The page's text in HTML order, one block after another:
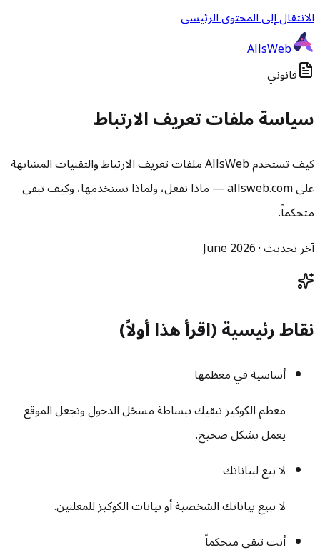
الانتقال إلى المحتوى الرئيسي
AllsWeb
قانوني
سياسة ملفات تعريف الارتباط
كيف تستخدم AllsWeb ملفات تعريف الارتباط والتقنيات المشابهة
على allsweb.com — ماذا تفعل، ولماذا نستخدمها، وكيف تبقى
متحكماً.
آخر تحديث · June 2026
نقاط رئيسية (اقرأ هذا أولاً)
أساسية في معظمها
معظم الكوكيز تبقيك ببساطة مسجّل الدخول وتجعل الموقع
يعمل بشكل صحيح.
لا بيع لبياناتك
لا نبيع بياناتك الشخصية أو بيانات الكوكيز للمعلنين.
أنت تبقى متحكماً